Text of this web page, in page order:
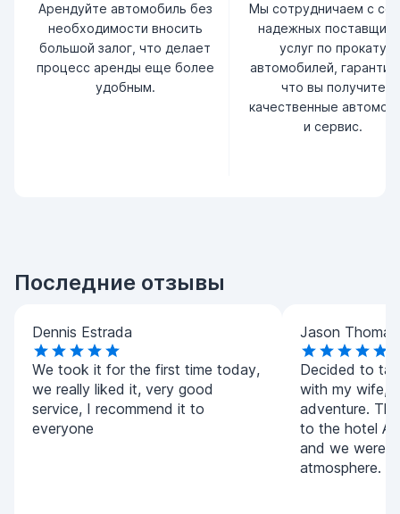
Арендуйте автомобиль без
необходимости вносить
большой залог, что делает
процесс аренды еще более
удобным.
Мы сотрудничаем с
надежных
услуг по прокату
автомобилей,
что вы получите
качественные
и сервис.
Последние отзывы
Dennis Estrada
We took it for the first time today,
we really liked it, very good
service, I recommend it to
everyone
Jason Thomas
Decided to
with my wife,
adventure.
to the hotel
and we were
atmosphere.